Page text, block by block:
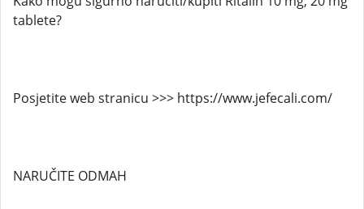
tablete?
Posjetite web stranicu >>> https://www.jefecali.com/
NARUČITE ODMAH